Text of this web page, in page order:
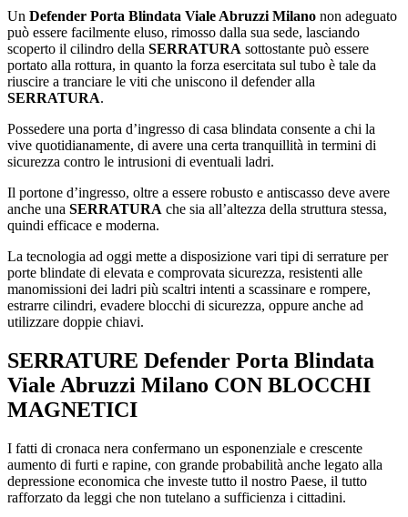
Un Defender Porta Blindata Viale Abruzzi Milano non adeguato
può essere facilmente eluso, rimosso dalla sua sede, lasciando
scoperto il cilindro della SERRATURA sottostante può essere
portato alla rottura, in quanto la forza esercitata sul tubo è tale da
riuscire a tranciare le viti che uniscono il defender alla
SERRATURA.
Possedere una porta d’ingresso di casa blindata consente a chi la
vive quotidianamente, di avere una certa tranquillità in termini di
sicurezza contro le intrusioni di eventuali ladri.
Il portone d’ingresso, oltre a essere robusto e antiscasso deve avere
anche una SERRATURA che sia all’altezza della struttura stessa,
quindi efficace e moderna.
La tecnologia ad oggi mette a disposizione vari tipi di serrature per
porte blindate di elevata e comprovata sicurezza, resistenti alle
manomissioni dei ladri più scaltri intenti a scassinare e rompere,
estrarre cilindri, evadere blocchi di sicurezza, oppure anche ad
utilizzare doppie chiavi.
SERRATURE Defender Porta Blindata
Viale Abruzzi Milano CON BLOCCHI
MAGNETICI
I fatti di cronaca nera confermano un esponenziale e crescente
aumento di furti e rapine, con grande probabilità anche legato alla
depressione economica che investe tutto il nostro Paese, il tutto
rafforzato da leggi che non tutelano a sufficienza i cittadini.